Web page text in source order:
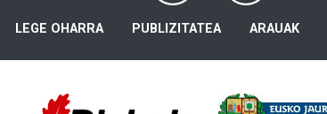
LEGE OHARRA PUBLIZITATEA ARAUAK